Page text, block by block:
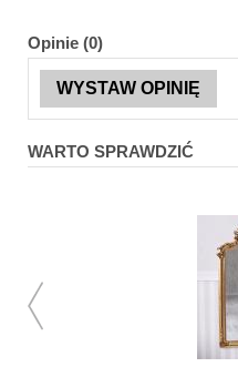
Opinie (0)
WYSTAW OPINIĘ
WARTO SPRAWDZIĆ